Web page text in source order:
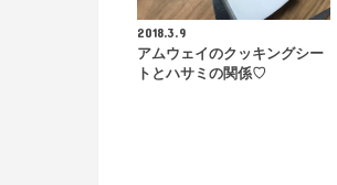
2018.3.9
アムウェイのクッキングシー
トとハサミの関係♡